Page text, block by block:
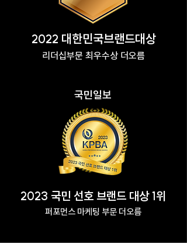
2022 대한민국브랜드대상
​리더십부문 최우수상 더오름
국민일보
2023 국민 선호 브랜드 대상 1위
퍼포먼스 마케팅 부문 더오름